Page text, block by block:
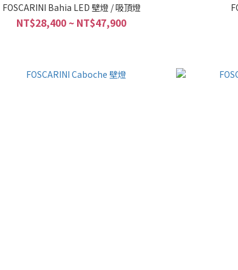
FOSCARINI Bahia LED 壁燈 / 吸頂燈
NT$28,400 ~ NT$47,900